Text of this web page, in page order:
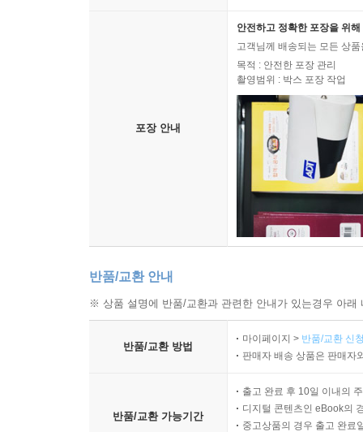
포장 안내
안전하고 정확한 포장을 위
고객님께 배송되는 모든 상
목적 : 안전한 포장 관리
촬영범위 : 박스 포장 작업
반품/교환 안내
※ 상품 설명에 반품/교환과 관련한 안내가 있는경우 아
반품/교환 방법
마이페이지 > 반품/교환 신
판매자 배송 상품은 판매자
반품/교환 가능기간
출고 완료 후 10일 이내의
디지털 콘텐츠인 eBook의
중고상품의 경우 출고 완료